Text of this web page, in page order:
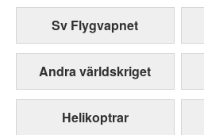
Sv Flygvapnet
Andra världskriget
Helikoptrar